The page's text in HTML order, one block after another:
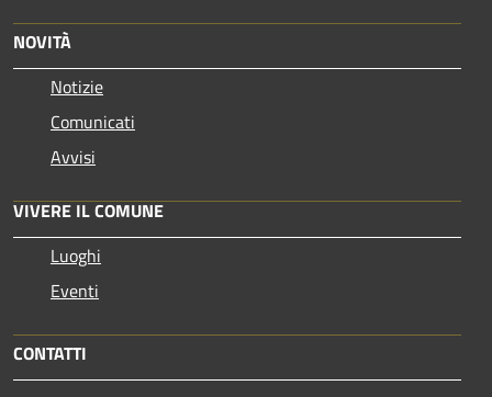
NOVITÀ
Notizie
Comunicati
Avvisi
VIVERE IL COMUNE
Luoghi
Eventi
CONTATTI